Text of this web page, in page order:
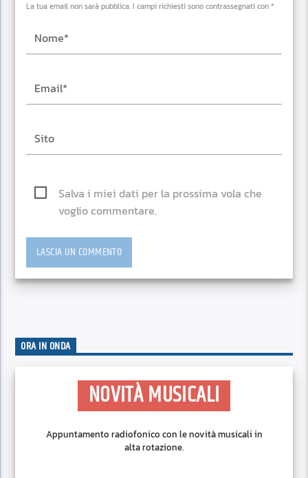
La tua email non sarà pubblica. I campi richiesti sono contrassegnati con *
Salva i miei dati per la prossima vola che
voglio commentare.
ORA IN ONDA
NOVITÀ MUSICALI
Appuntamento radiofonico con le novità musicali in
alta rotazione.